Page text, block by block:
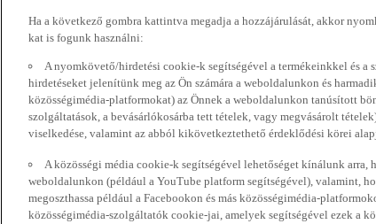
Ha a következő gombra kattintva megadja a hozzájárulását, akkor
kat is fogunk használni:
A nyomkövető/hirdetési cookie-k segítségével a termékeinkkel és a
hirdetéseket jelenítünk meg az Ön számára a weboldalunkon és
közösségimédia-platformokat) az Önnek a weboldalunkon tanúsított
szolgáltatások, a bevásárlókosárba tett tételek, vagy megvásárolt
viselkedése, valamint az abból kikövetkeztethető érdeklődési körei
A közösségi média cookie-k segítségével lehetőséget kínálunk
weboldalunkon (például a YouTube platform segítségével), valamint,
megoszthassa például a Facebookon és más közösségimédia-
közösségimédia-szolgáltatók cookie-jai, amelyek segítségével ezek a